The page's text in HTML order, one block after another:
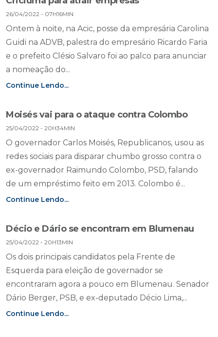
26/04/2022 - 07H16MIN
Ontem à noite, na Acic, posse da empresária Carolina
Guidi na ADVB, palestra do empresário Ricardo Faria
e o prefeito Clésio Salvaro foi ao palco para anunciar
a nomeação do...
Continue Lendo...
Moisés vai para o ataque contra Colombo
25/04/2022 - 20H34MIN
O governador Carlos Moisés, Republicanos, usou as
redes sociais para disparar chumbo grosso contra o
ex-governador Raimundo Colombo, PSD, falando
de um empréstimo feito em 2013. Colombo é...
Continue Lendo...
Décio e Dário se encontram em Blumenau
25/04/2022 - 20H13MIN
Os dois principais candidatos pela Frente de
Esquerda para eleição de governador se
encontraram agora a pouco em Blumenau. Senador
Dário Berger, PSB, e ex-deputado Décio Lima,...
Continue Lendo...